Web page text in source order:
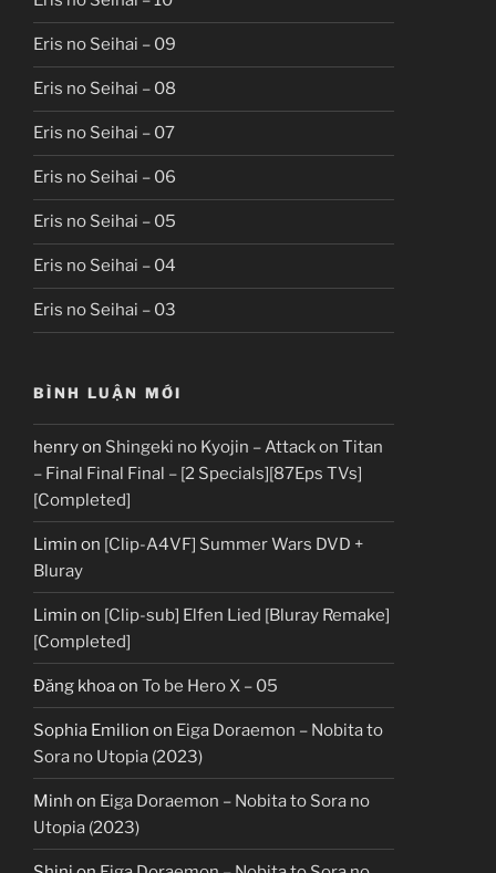
Eris no Seihai – 09
Eris no Seihai – 08
Eris no Seihai – 07
Eris no Seihai – 06
Eris no Seihai – 05
Eris no Seihai – 04
Eris no Seihai – 03
BÌNH LUẬN MỚI
henryon Shingeki no Kyojin – Attack on Titan
– Final Final Final – [2 Specials][87Eps TVs]
[Completed]
Limin on [Clip-A4VF] Summer Wars DVD +
Bluray
Limin on [Clip-sub] Elfen Lied [Bluray Remake]
[Completed]
Đăng khoaon To be Hero X – 05
Sophia Emilion on Eiga Doraemon – Nobita to
Sora no Utopia (2023)
Minh on Eiga Doraemon – Nobita to Sora no
Utopia (2023)